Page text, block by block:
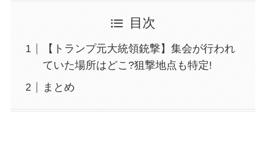
目次
【トランプ元大統領銃撃】集会が行われ
ていた場所はどこ?狙撃地点も特定!
まとめ